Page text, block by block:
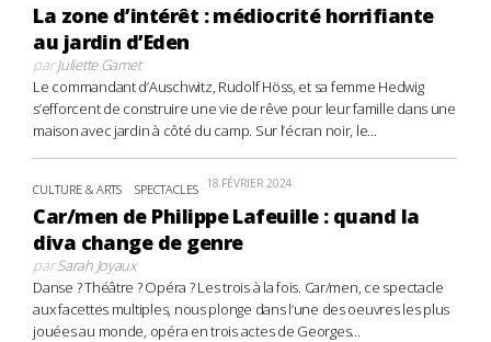
La zone d’intérêt : médiocrité horrifiante
au jardin d’Eden
parJuliette Gamet
Le commandant d’Auschwitz, Rudolf Höss, et sa femme Hedwig
s’efforcent de construire une vie de rêve pour leur famille dans une
maison avec jardin à côté du camp. Sur l’écran noir, le...
CULTURE & ARTS SPECTACLES 18 FÉVRIER 2024
Car/men de Philippe Lafeuille : quand la
diva change de genre
parSarah Joyaux
Danse ? Théâtre ? Opéra ? Les trois à la fois. Car/men, ce spectacle
aux facettes multiples, nous plonge dans l’une des oeuvres les plus
jouées au monde, opéra en trois actes de Georges...